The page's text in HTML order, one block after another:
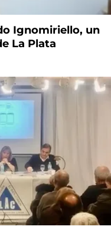
Ignomiriello, un
La Plata